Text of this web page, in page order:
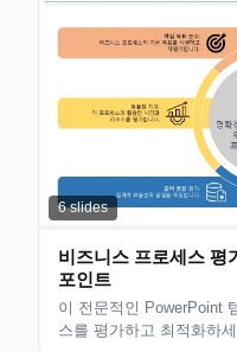
6slides
비즈니스 프로세스 평
포인트
이 전문적인 PowerPoint
스를 평가하고 최적화하